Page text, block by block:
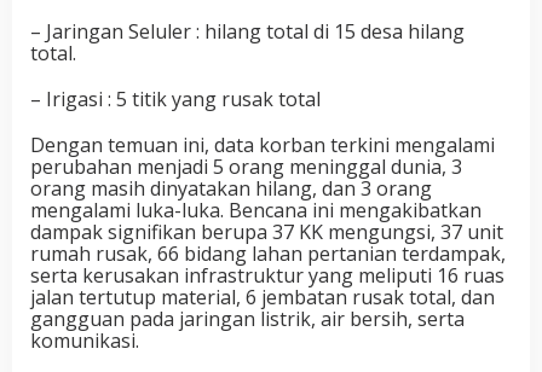
– Jaringan Seluler : hilang total di 15 desa hilang
total.
– Irigasi : 5 titik yang rusak total
Dengan temuan ini, data korban terkini mengalami
perubahan menjadi 5 orang meninggal dunia, 3
orang masih dinyatakan hilang, dan 3 orang
mengalami luka-luka. Bencana ini mengakibatkan
dampak signifikan berupa 37 KK mengungsi, 37 unit
rumah rusak, 66 bidang lahan pertanian terdampak,
serta kerusakan infrastruktur yang meliputi 16 ruas
jalan tertutup material, 6 jembatan rusak total, dan
gangguan pada jaringan listrik, air bersih, serta
komunikasi.